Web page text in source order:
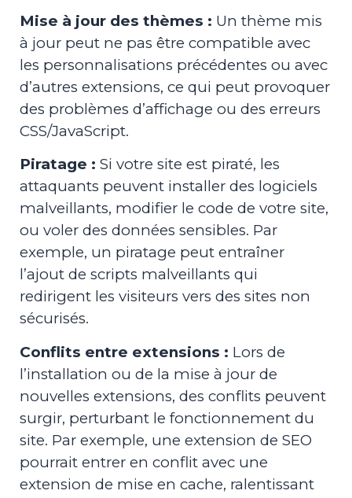
Mise à jour des thèmes : Un thème mis
à jour peut ne pas être compatible avec
les personnalisations précédentes ou avec
d’autres extensions, ce qui peut provoquer
des problèmes d’affichage ou des erreurs
CSS/JavaScript.
Piratage : Si votre site est piraté, les
attaquants peuvent installer des logiciels
malveillants, modifier le code de votre site,
ou voler des données sensibles. Par
exemple, un piratage peut entraîner
l’ajout de scripts malveillants qui
redirigent les visiteurs vers des sites non
sécurisés.
Conflits entre extensions : Lors de
l’installation ou de la mise à jour de
nouvelles extensions, des conflits peuvent
surgir, perturbant le fonctionnement du
site. Par exemple, une extension de SEO
pourrait entrer en conflit avec une
extension de mise en cache, ralentissant